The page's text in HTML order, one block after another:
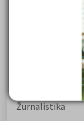
Lékařské
Společenské a
Ekonomické
Žurnalistika